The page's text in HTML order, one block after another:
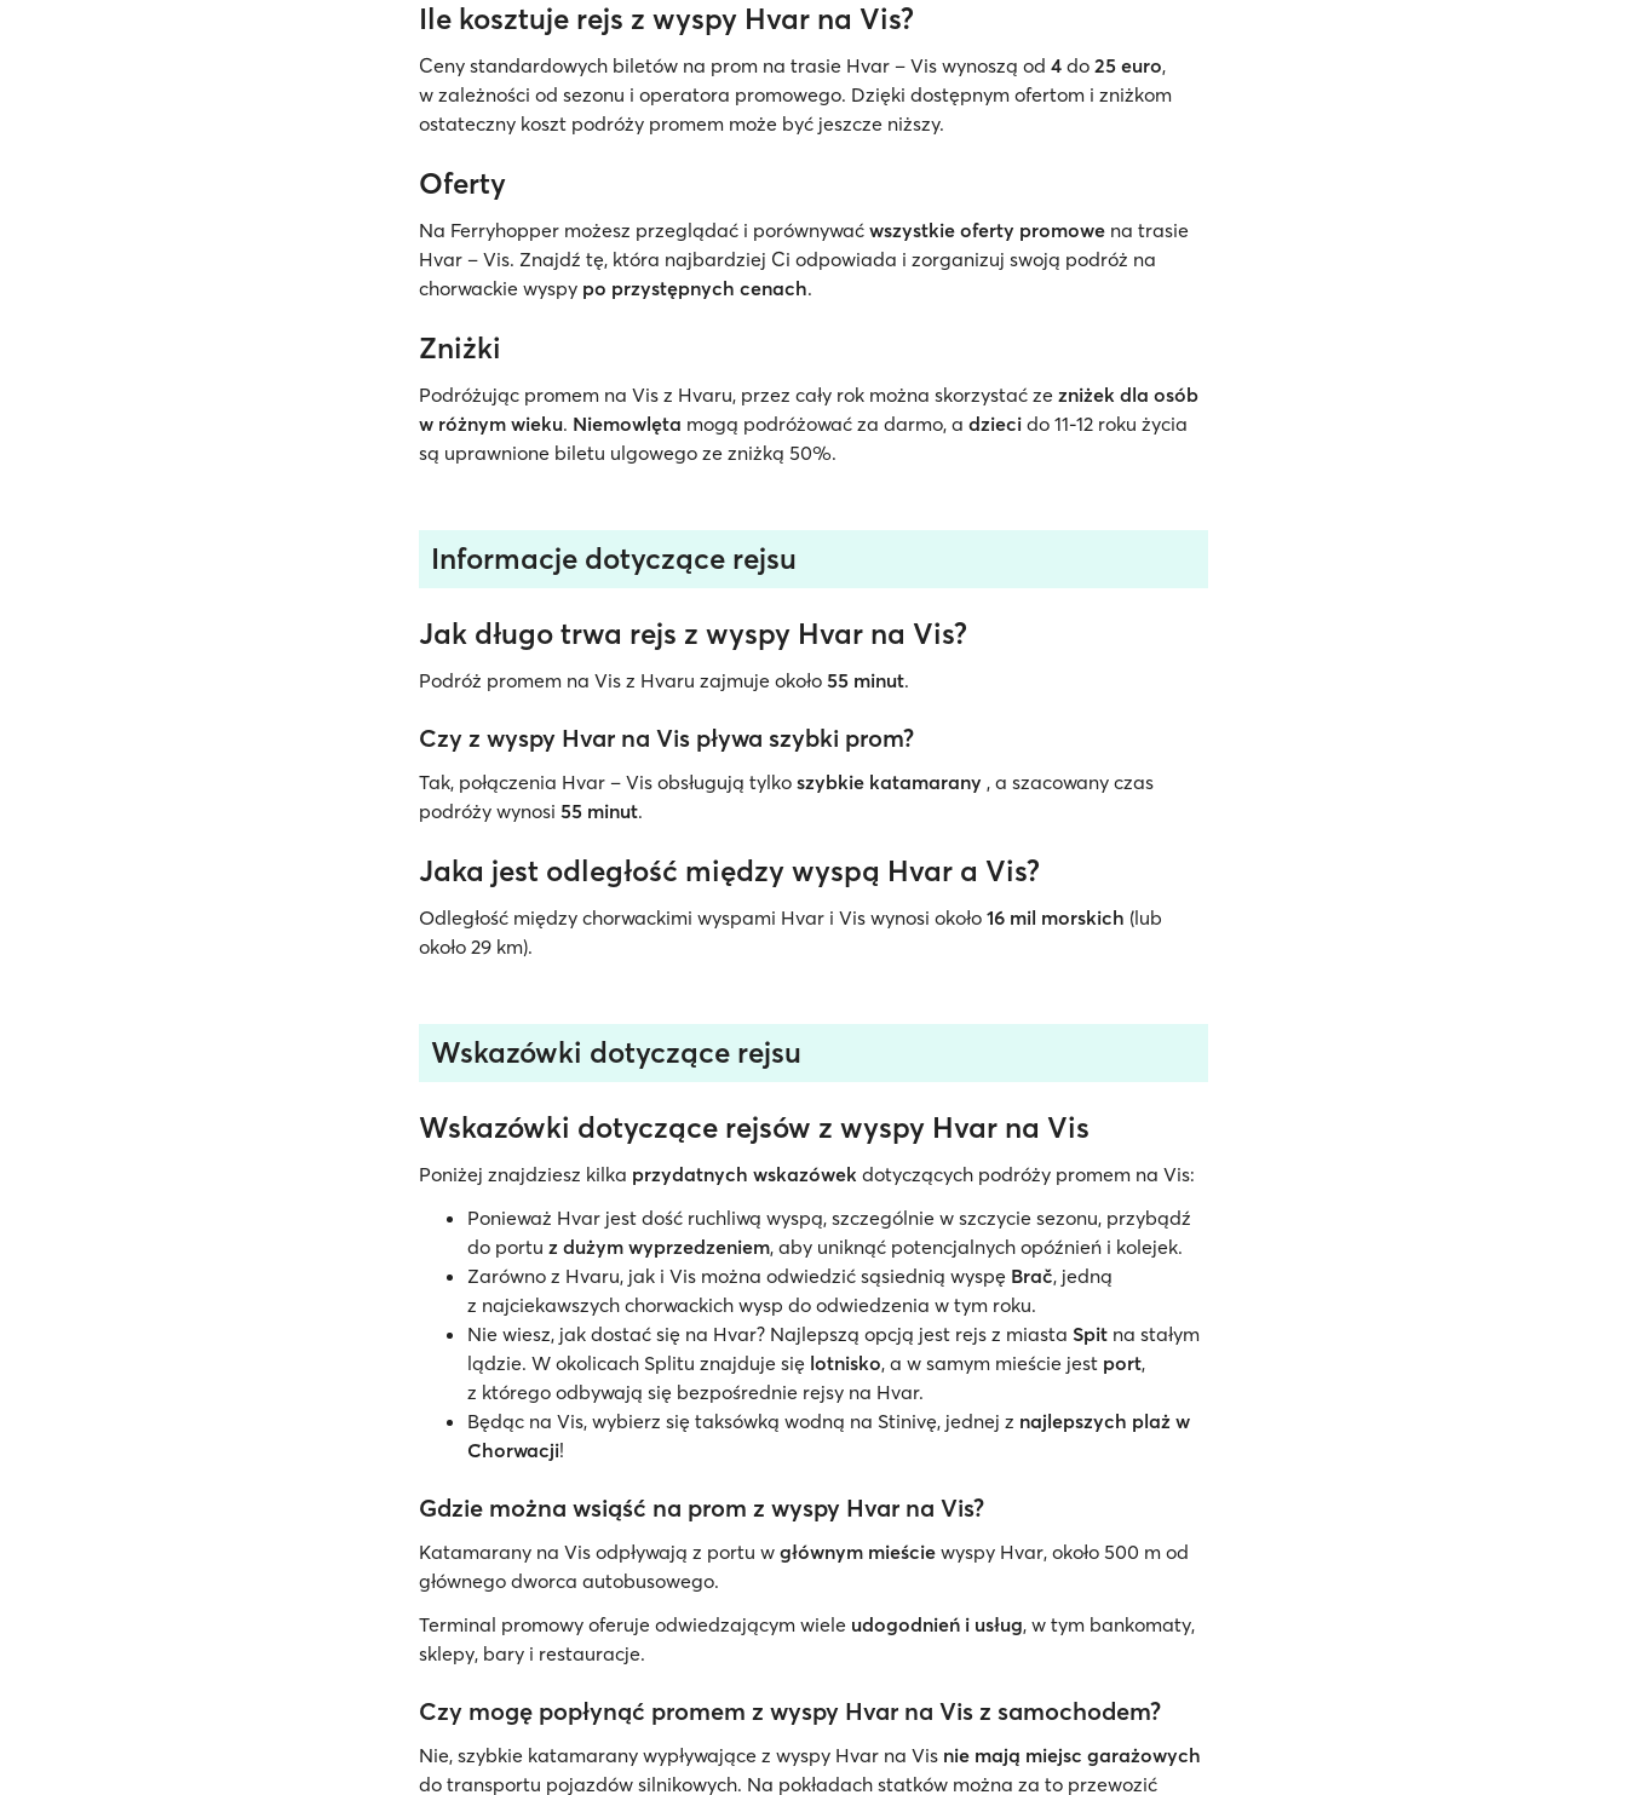
Ile kosztuje rejs z wyspy Hvar na Vis?
Ceny standardowych biletów na prom na trasie Hvar – Vis wynoszą od 4 do 25 euro,
w zależności od sezonu i operatora promowego. Dzięki dostępnym ofertom i zniżkom
ostateczny koszt podróży promem może być jeszcze niższy.
Oferty
Na Ferryhopper możesz przeglądać i porównywać wszystkie oferty promowe na trasie
Hvar – Vis. Znajdź tę, która najbardziej Ci odpowiada i zorganizuj swoją podróż na
chorwackie wyspy po przystępnych cenach.
Zniżki
Podróżując promem na Vis z Hvaru, przez cały rok można skorzystać ze zniżek dla osób
w różnym wieku. Niemowlęta mogą podróżować za darmo, a dzieci do 11-12 roku życia
są uprawnione biletu ulgowego ze zniżką 50%.
Informacje dotyczące rejsu
Jak długo trwa rejs z wyspy Hvar na Vis?
Podróż promem na Vis z Hvaru zajmuje około 55 minut.
Czy z wyspy Hvar na Vis pływa szybki prom?
Tak, połączenia Hvar – Vis obsługują tylko szybkie katamarany , a szacowany czas
podróży wynosi 55 minut.
Jaka jest odległość między wyspą Hvar a Vis?
Odległość między chorwackimi wyspami Hvar i Vis wynosi około 16 mil morskich (lub
około 29 km).
Wskazówki dotyczące rejsu
Wskazówki dotyczące rejsów z wyspy Hvar na Vis
Poniżej znajdziesz kilka przydatnych wskazówek dotyczących podróży promem na Vis:
Ponieważ Hvar jest dość ruchliwą wyspą, szczególnie w szczycie sezonu, przybądź
do portu z dużym wyprzedzeniem, aby uniknąć potencjalnych opóźnień i kolejek.
Zarówno z Hvaru, jak i Vis można odwiedzić sąsiednią wyspę Brač, jedną
z najciekawszych chorwackich wysp do odwiedzenia w tym roku.
Nie wiesz, jak dostać się na Hvar? Najlepszą opcją jest rejs z miasta Spit na stałym
lądzie. W okolicach Splitu znajduje się lotnisko, a w samym mieście jest port,
z którego odbywają się bezpośrednie rejsy na Hvar.
Będąc na Vis, wybierz się taksówką wodną na Stinivę, jednej z najlepszych plaż w
Chorwacji!
Gdzie można wsiąść na prom z wyspy Hvar na Vis?
Katamarany na Vis odpływają z portu w głównym mieście wyspy Hvar, około 500 m od
głównego dworca autobusowego.
Terminal promowy oferuje odwiedzającym wiele udogodnień i usług, w tym bankomaty,
sklepy, bary i restauracje.
Czy mogę popłynąć promem z wyspy Hvar na Vis z samochodem?
Nie, szybkie katamarany wypływające z wyspy Hvar na Vis nie mają miejsc garażowych
do transportu pojazdów silnikowych. Na pokładach statków można za to przewozić